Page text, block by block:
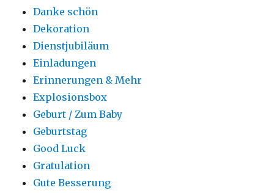
Danke schön
Dekoration
Dienstjubiläum
Einladungen
Erinnerungen & Mehr
Explosionsbox
Geburt / Zum Baby
Geburtstag
Good Luck
Gratulation
Gute Besserung